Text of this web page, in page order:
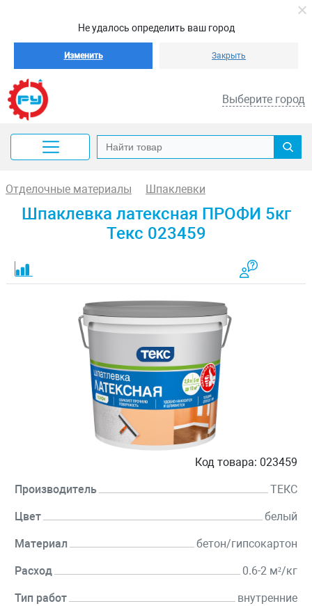
Не удалось определить ваш город
Изменить Закрыть
Выберите город
Отделочные материалы Шпаклевки
Шпаклевка латексная ПРОФИ 5кг
Текс 023459
Код товара: 023459
Производитель ТЕКС
Цвет белый
Материал бетон/гипсокартон
Расход 0.6-2 м²/кг
Тип работ внутренние